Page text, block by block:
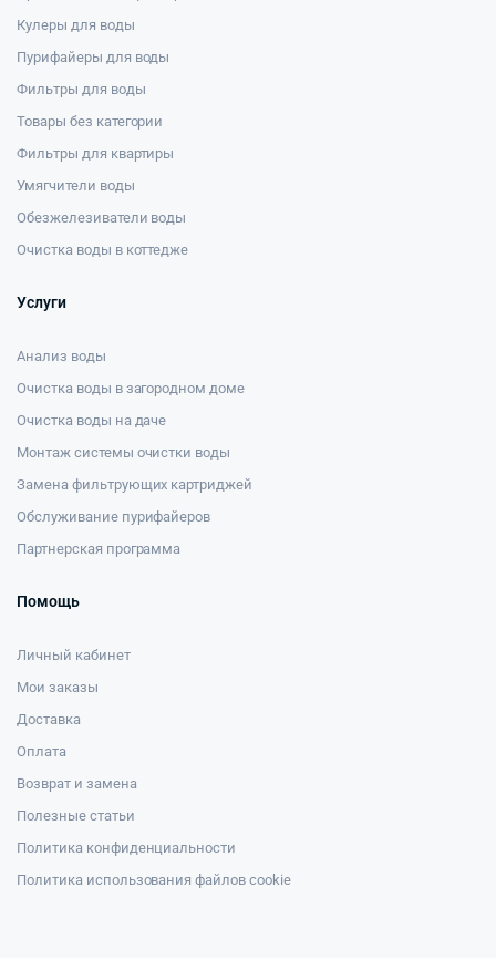
Кулеры для воды
Пурифайеры для воды
Фильтры для воды
Товары без категории
Фильтры для квартиры
Умягчители воды
Обезжелезиватели воды
Очистка воды в коттедже
Услуги
Анализ воды
Очистка воды в загородном доме
Очистка воды на даче
Монтаж системы очистки воды
Замена фильтрующих картриджей
Обслуживание пурифайеров
Партнерская программа
Помощь
Личный кабинет
Мои заказы
Доставка
Оплата
Возврат и замена
Полезные статьи
Политика конфиденциальности
Политика использования файлов cookie